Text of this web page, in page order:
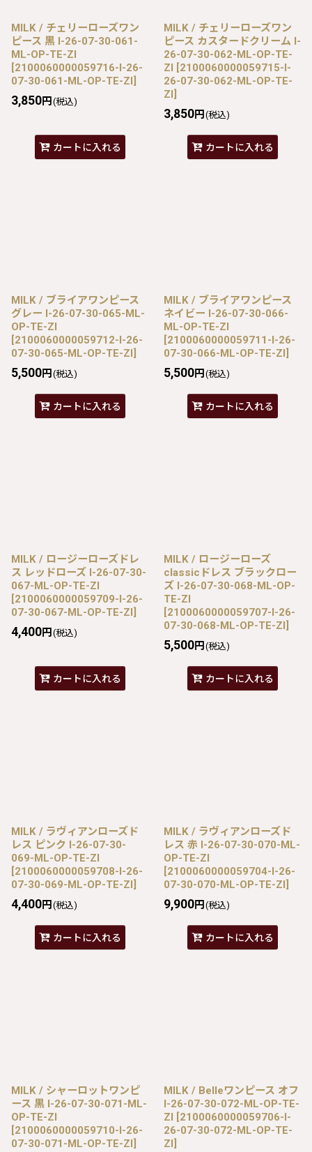
MILK / チェリーローズワン
ピース 黒 I-26-07-30-061-
ML-OP-TE-ZI
[2100060000059716-I-26-
07-30-061-ML-OP-TE-ZI]
3,850円 (税込)
カートに入れる
MILK / チェリーローズワン
ピース カスタードクリーム I-
26-07-30-062-ML-OP-TE-
ZI [2100060000059715-I-
26-07-30-062-ML-OP-TE-
ZI]
3,850円 (税込)
カートに入れる
MILK / ブライアワンピース
グレー I-26-07-30-065-ML-
OP-TE-ZI
[2100060000059712-I-26-
07-30-065-ML-OP-TE-ZI]
5,500円 (税込)
カートに入れる
MILK / ブライアワンピース
ネイビー I-26-07-30-066-
ML-OP-TE-ZI
[2100060000059711-I-26-
07-30-066-ML-OP-TE-ZI]
5,500円 (税込)
カートに入れる
MILK / ロージーローズドレ
ス レッドローズ I-26-07-30-
067-ML-OP-TE-ZI
[2100060000059709-I-26-
07-30-067-ML-OP-TE-ZI]
4,400円 (税込)
カートに入れる
MILK / ロージーローズ
classicドレス ブラックロー
ズ I-26-07-30-068-ML-OP-
TE-ZI
[2100060000059707-I-26-
07-30-068-ML-OP-TE-ZI]
5,500円 (税込)
カートに入れる
MILK / ラヴィアンローズド
レス ピンク I-26-07-30-
069-ML-OP-TE-ZI
[2100060000059708-I-26-
07-30-069-ML-OP-TE-ZI]
4,400円 (税込)
カートに入れる
MILK / ラヴィアンローズド
レス 赤 I-26-07-30-070-ML-
OP-TE-ZI
[2100060000059704-I-26-
07-30-070-ML-OP-TE-ZI]
9,900円 (税込)
カートに入れる
MILK / シャーロットワンピ
ース 黒 I-26-07-30-071-ML-
OP-TE-ZI
[2100060000059710-I-26-
07-30-071-ML-OP-TE-ZI]
MILK / Belleワンピース オフ
I-26-07-30-072-ML-OP-TE-
ZI [2100060000059706-I-
26-07-30-072-ML-OP-TE-
ZI]